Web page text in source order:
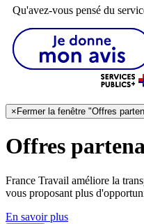
Qu'avez-vous pensé du
×Fermer la fenêtre "Offres
Offres
France Travail améliore la
vous proposant plus
En savoir plus